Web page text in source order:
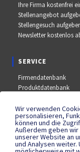
Ihre Firma kostenfrei
Stellenangebot
Stellengesuch
Newsletter kostenlos
SERVICE
Firmendatenbank
Produktdatenbank
Aus- und
Messe- und
SOCIAL MEDIA
Wir verwenden
personalisieren,
können und die
Außerdem geben
unserer Website an
und Analysen